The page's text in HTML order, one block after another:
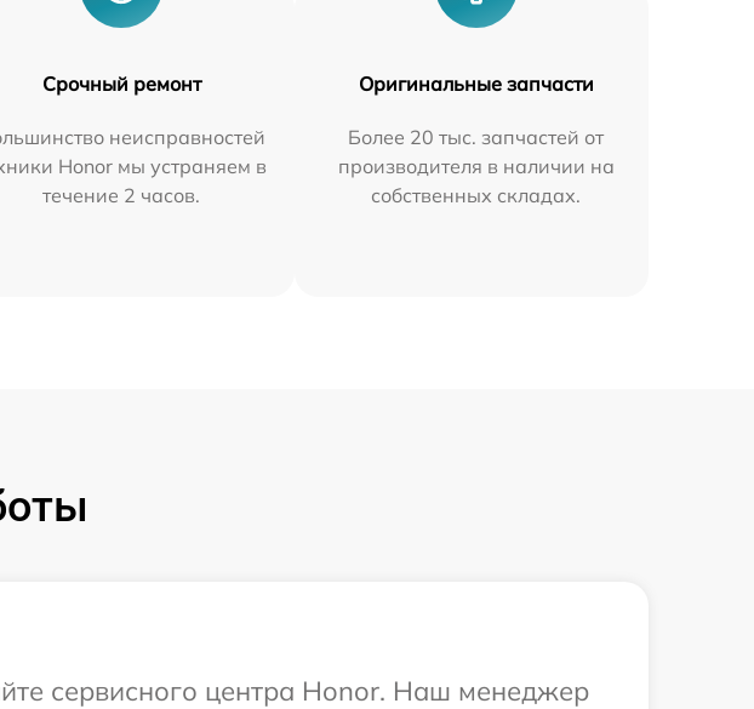
Срочный ремонт
неисправностей
Honor мы устраняем в
течение 2 часов.
Оригинальные запчасти
Более 20 тыс. запчастей от
производителя в наличии на
собственных складах.
сервисного центра Honor. Наш менеджер